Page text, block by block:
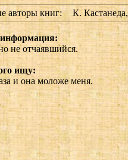
авторы книг: К.
не отчаявшийся.
ищу:
и она моложе меня.